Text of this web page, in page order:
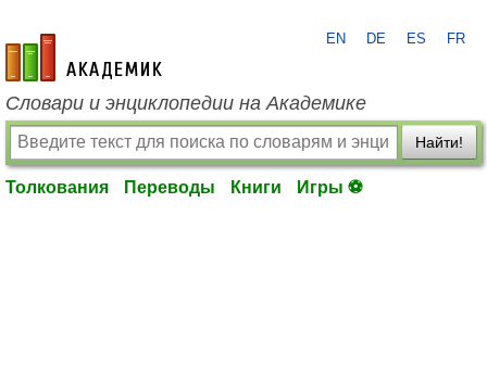
academic.ru
EN DE ES FR
Словари и энциклопедии на Академике
Найти!
Толкования Переводы Книги Игры ⚽